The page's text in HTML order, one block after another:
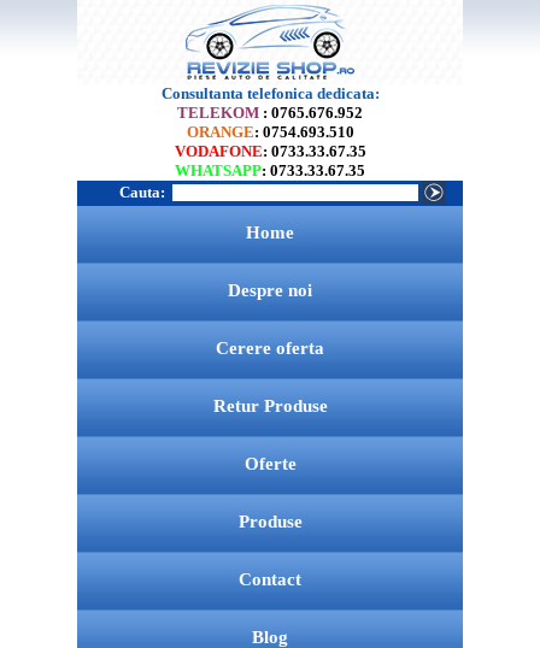
Consultanta telefonica dedicata:
TELEKOM : 0765.676.952
ORANGE: 0754.693.510
VODAFONE: 0733.33.67.35
WHATSAPP: 0733.33.67.35
Cauta:
Home
Despre noi
Cerere oferta
Retur Produse
Oferte
Produse
Contact
Blog